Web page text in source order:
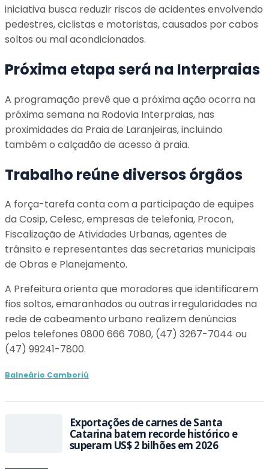
iniciativa busca reduzir riscos de acidentes envolvendo
pedestres, ciclistas e motoristas, causados por cabos
soltos ou mal acondicionados.
Próxima etapa será na Interpraias
A programação prevê que a próxima ação ocorra na
próxima semana na Rodovia Interpraias, nas
proximidades da Praia de Laranjeiras, incluindo
também o calçadão de acesso à praia.
Trabalho reúne diversos órgãos
A força-tarefa conta com a participação de equipes
da Cosip, Celesc, empresas de telefonia, Procon,
Fiscalização de Atividades Urbanas, agentes de
trânsito e representantes das secretarias municipais
de Obras e Planejamento.
A Prefeitura orienta que moradores que identificarem
fios soltos, emaranhados ou outras irregularidades na
rede de cabeamento urbano realizem denúncias
pelos telefones 0800 666 7080, (47) 3267-7044 ou
(47) 99241-7800.
Balneário Camboriú
Exportações de carnes de Santa
Catarina batem recorde histórico e
superam US$ 2 bilhões em 2026